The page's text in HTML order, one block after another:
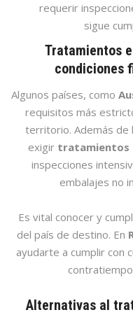
requerir
sigue
Tratamientos
condiciones
Algunos países, como
requisitos más
territorio. Además de
exigir tratamientos
inspecciones
embalajes no
Es vital conocer y
del país de destino. En
ayudarte a cumplir con
Alternativas al